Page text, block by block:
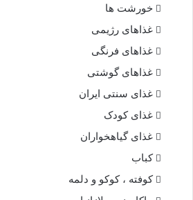
مبارز که اسب افگند بر سپاه‏
همه کرده پیکر بآیین جنگ
بیاراسته شاه قلب سپاه
ز یک دست فرزانه نیک خواه‏
خورشت ها
غذاهای رژیمی
غذاهای فرنگی
غذاهای گوشتی
غذای سنتی ایران
غذای کودک
غذای گیاهخواران
کباب
کوفته ، کوکو و دلمه